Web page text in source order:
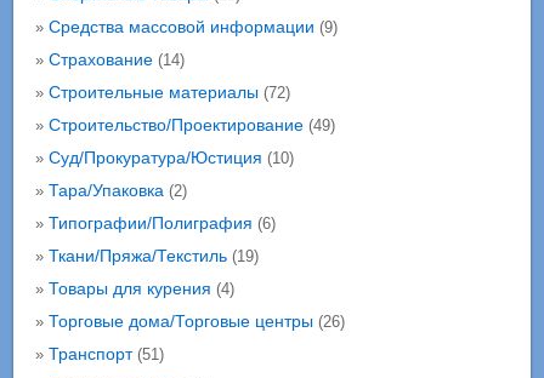
» Средства массовой информации (9)
» Страхование(14)
» Строительные материалы(72)
» Строительство/Проектирование(49)
» Суд/Прокуратура/Юстиция (10)
» Тара/Упаковка(2)
» Типографии/Полиграфия (6)
» Ткани/Пряжа/Текстиль(19)
» Товары для курения (4)
» Торговые дома/Торговые центры(26)
» Транспорт(51)